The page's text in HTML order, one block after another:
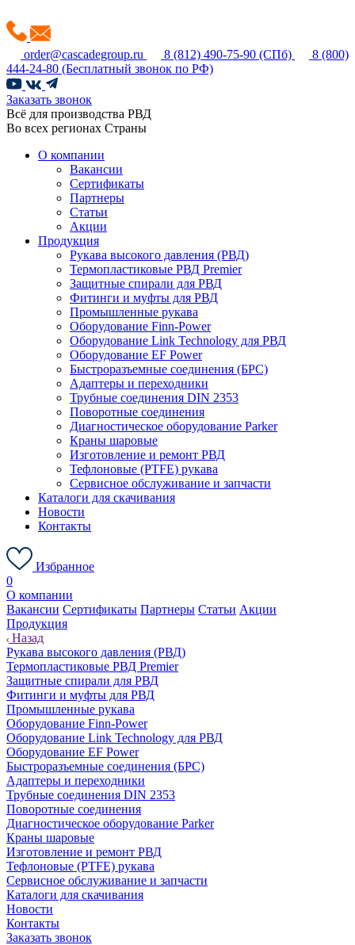
order@cascadegroup.ru 8 (812) 490-75-90 (СПб)
8 (800)
444-24-80 (Бесплатный звонок по РФ)
Заказать звонок
Всё для производства РВД
Во всех регионах Страны
О компании
Вакансии
Сертификаты
Партнеры
Статьи
Акции
Продукция
Рукава высокого давления (РВД)
Термопластиковые РВД Premier
Защитные спирали для РВД
Фитинги и муфты для РВД
Промышленные рукава
Оборудование Finn-Power
Оборудование Link Technology для РВД
Оборудование EF Power
Быстроразъемные соединения (БРС)
Адаптеры и переходники
Трубные соединения DIN 2353
Поворотные соединения
Диагностическое оборудование Parker
Краны шаровые
Изготовление и ремонт РВД
Тефлоновые (PTFE) рукава
Сервисное обслуживание и запчасти
Каталоги для скачивания
Новости
Контакты
Избранное
0
О компании
Вакансии Сертификаты Партнеры Статьи Акции
Продукция
Назад
Рукава высокого давления (РВД)
Термопластиковые РВД Premier
Защитные спирали для РВД
Фитинги и муфты для РВД
Промышленные рукава
Оборудование Finn-Power
Оборудование Link Technology для РВД
Оборудование EF Power
Быстроразъемные соединения (БРС)
Адаптеры и переходники
Трубные соединения DIN 2353
Поворотные соединения
Диагностическое оборудование Parker
Краны шаровые
Изготовление и ремонт РВД
Тефлоновые (PTFE) рукава
Сервисное обслуживание и запчасти
Каталоги для скачивания
Новости
Контакты
Заказать звонок